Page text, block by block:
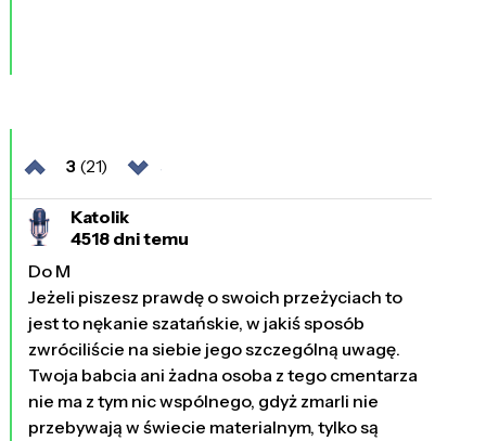
3 (21)
Katolik
4518 dni temu
Do M
Jeżeli piszesz prawdę o swoich przeżyciach to
jest to nękanie szatańskie, w jakiś sposób
zwróciliście na siebie jego szczególną uwagę.
Twoja babcia ani żadna osoba z tego cmentarza
nie ma z tym nic wspólnego, gdyż zmarli nie
przebywają w świecie materialnym, tylko są